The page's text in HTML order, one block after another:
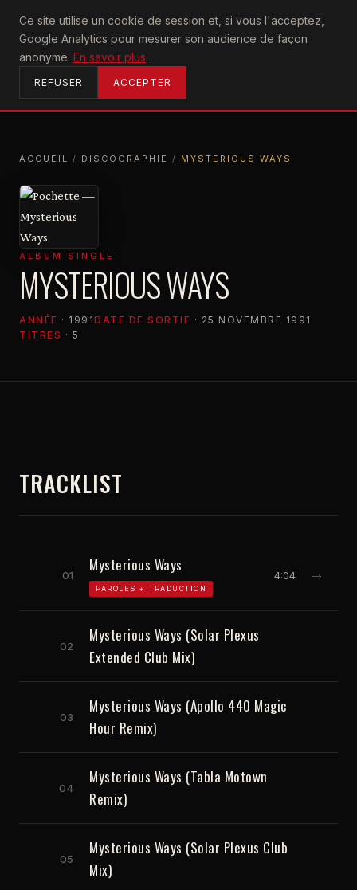
Ce site utilise un cookie de session et, si vous l'acceptez,
Google Analytics pour mesurer son audience de façon
anonyme. En savoir plus.
REFUSER ACCEPTER
U2achtung
ACCUEIL
ACCUEIL / DISCOGRAPHIE / MYSTERIOUS WAYS
ALBUM SINGLE
MYSTERIOUS WAYS
ANNÉE · 1991DATE DE SORTIE · 25 NOVEMBRE 1991
TITRES · 5
TRACKLIST
01
Mysterious Ways
PAROLES + TRADUCTION
4:04 →
02
Mysterious Ways (Solar Plexus
Extended Club Mix)
03
Mysterious Ways (Apollo 440 Magic
Hour Remix)
04
Mysterious Ways (Tabla Motown
Remix)
05
Mysterious Ways (Solar Plexus Club
Mix)